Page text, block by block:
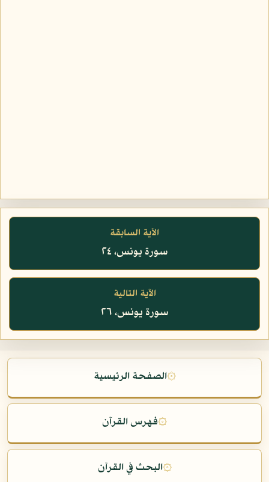
الآية السابقة
سورة يونس، ٢٤
الآية التالية
سورة يونس، ٢٦
۞الصفحة الرئيسية
۞فهرس القرآن
۞البحث في القرآن